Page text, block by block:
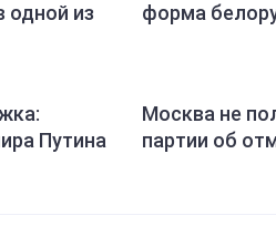
одной из
форма
Путина
Москва не
партии об